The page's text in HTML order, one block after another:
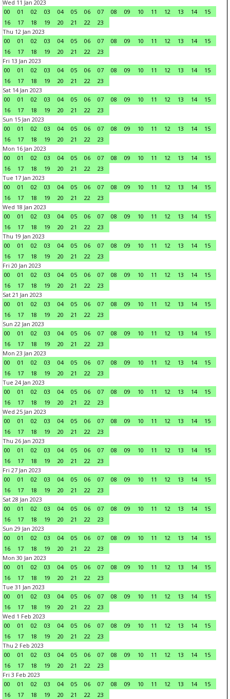
Wed 11 Jan 2023
00
01 02 03 04 05 06 07 08 09 10 11 12 13 14
15
16
17 18 19 20 21 22
23
Thu 12 Jan 2023
00
01 02 03 04 05 06 07 08 09 10 11 12 13 14
15
16
17 18 19 20 21 22
23
Fri 13 Jan 2023
00
01 02 03 04 05 06 07 08 09 10 11 12 13 14
15
16
17 18 19 20 21 22
23
Sat 14 Jan 2023
00
01 02 03 04 05 06 07 08 09 10 11 12 13 14
15
16
17 18 19 20 21 22
23
Sun 15 Jan 2023
00
01 02 03 04 05 06 07 08 09 10 11 12 13 14
15
16
17 18 19 20 21 22
23
Mon 16 Jan 2023
00
01 02 03 04 05 06 07 08 09 10 11 12 13 14
15
16
17 18 19 20 21 22
23
Tue 17 Jan 2023
00
01 02 03 04 05 06 07 08 09 10 11 12 13 14
15
16
17 18 19 20 21 22
23
Wed 18 Jan 2023
00
01 02 03 04 05 06 07 08 09 10 11 12 13 14
15
16
17 18 19 20 21 22
23
Thu 19 Jan 2023
00
01 02 03 04 05 06 07 08 09 10 11 12 13 14
15
16
17 18 19 20 21 22
23
Fri 20 Jan 2023
00
01 02 03 04 05 06 07 08 09 10 11 12 13 14
15
16
17 18 19 20 21 22
23
Sat 21 Jan 2023
00
01 02 03 04 05 06 07 08 09 10 11 12 13 14
15
16
17 18 19 20 21 22
23
Sun 22 Jan 2023
00
01 02 03 04 05 06 07 08 09 10 11 12 13 14
15
16
17 18 19 20 21 22
23
Mon 23 Jan 2023
00
01 02 03 04 05 06 07 08 09 10 11 12 13 14
15
16
17 18 19 20 21 22
23
Tue 24 Jan 2023
00
01 02 03 04 05 06 07 08 09 10 11 12 13 14
15
16
17 18 19 20 21 22
23
Wed 25 Jan 2023
00
01 02 03 04 05 06 07 08 09 10 11 12 13 14
15
16
17 18 19 20 21 22
23
Thu 26 Jan 2023
00
01 02 03 04 05 06 07 08 09 10 11 12 13 14
15
16
17 18 19 20 21 22
23
Fri 27 Jan 2023
00
01 02 03 04 05 06 07 08 09 10 11 12 13 14
15
16
17 18 19 20 21 22
23
Sat 28 Jan 2023
00
01 02 03 04 05 06 07 08 09 10 11 12 13 14
15
16
17 18 19 20 21 22
23
Sun 29 Jan 2023
00
01 02 03 04 05 06 07 08 09 10 11 12 13 14
15
16
17 18 19 20 21 22
23
Mon 30 Jan 2023
00
01 02 03 04 05 06 07 08 09 10 11 12 13 14
15
16
17 18 19 20 21 22
23
Tue 31 Jan 2023
00
01 02 03 04 05 06 07 08 09 10 11 12 13 14
15
16
17 18 19 20 21 22
23
Wed 1 Feb 2023
00
01 02 03 04 05 06 07 08 09 10 11 12 13 14
15
16
17 18 19 20 21 22
23
Thu 2 Feb 2023
00
01 02 03 04 05 06 07 08 09 10 11 12 13 14
15
16
17 18 19 20 21 22
23
Fri 3 Feb 2023
00
01 02 03 04 05 06 07 08 09 10 11 12 13 14
15
16
17 18 19 20 21 22
23